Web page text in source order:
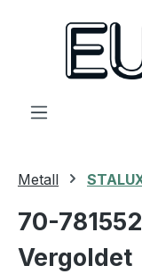
springen
Metall
70-
Vergoldet